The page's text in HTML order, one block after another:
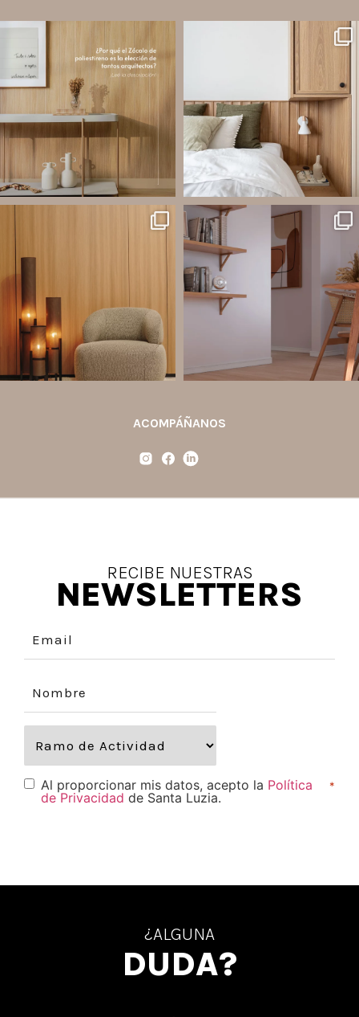
Los Zócalos de poliestireno ganaron
protagonismo en la arquitectura porque
combinan estética, practicidad y
desempeño en un solo producto.
...
tradicional? ¡Los Revestimientos de
pared Santa Luzia pueden ser la
Líneas como Waves, Gizé y...
Jul 14
1 0
paredes decorativas, respaldos de
2 0
santaluzia.es
¿Zócalo blanco, negro, gris, fendi o
beige? La elección puede cambiar por
completo la percepción de un
ambiente y aportar aún más valor a tu
proyecto.
ACOMPÁÑANOS
RECIBE NUESTRAS
NEWSLETTERS
Al proporcionar mis datos, acepto la Política
de Privacidad de Santa Luzia.
*
¿ALGUNA
DUDA?